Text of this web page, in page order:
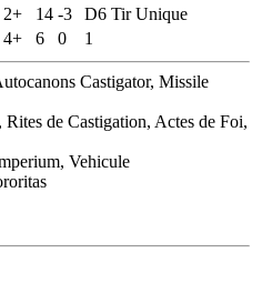
2+ 14 -3 D6 Tir Unique
4+ 6 0 1
Castigator, Missile
de Castigation, Actes de Foi,
Vehicule